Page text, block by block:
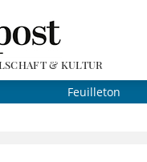
& KULTUR
Feuilleton